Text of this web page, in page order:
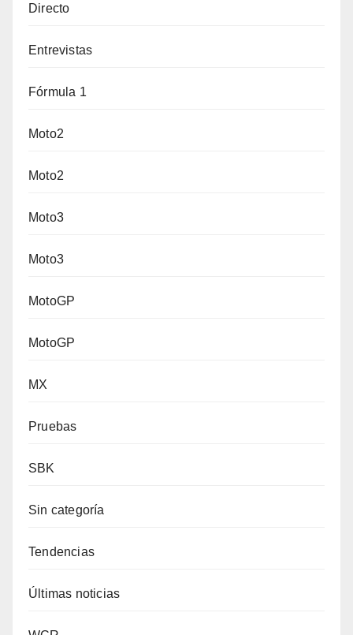
Directo
Entrevistas
Fórmula 1
Moto2
Moto2
Moto3
Moto3
MotoGP
MotoGP
MX
Pruebas
SBK
Sin categoría
Tendencias
Últimas noticias